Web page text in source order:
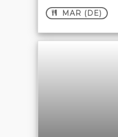
MAR (DE)